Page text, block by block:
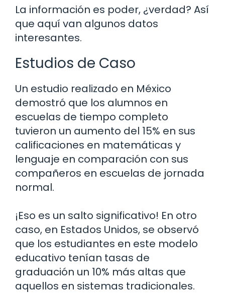
La información es poder, ¿verdad? Así
que aquí van algunos datos
interesantes.
Estudios de Caso
Un estudio realizado en México
demostró que los alumnos en
escuelas de tiempo completo
tuvieron un aumento del 15% en sus
calificaciones en matemáticas y
lenguaje en comparación con sus
compañeros en escuelas de jornada
normal.
¡Eso es un salto significativo! En otro
caso, en Estados Unidos, se observó
que los estudiantes en este modelo
educativo tenían tasas de
graduación un 10% más altas que
aquellos en sistemas tradicionales.